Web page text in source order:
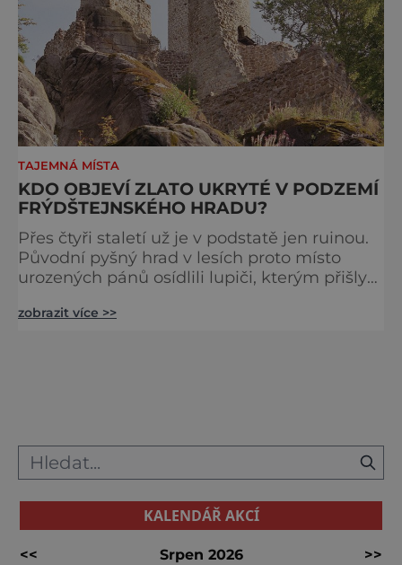
TAJEMNÁ MÍSTA
KDO OBJEVÍ ZLATO UKRYTÉ V PODZEMÍ
FRÝDŠTEJNSKÉHO HRADU?
Přes čtyři staletí už je v podstatě jen ruinou.
Původní pyšný hrad v lesích proto místo
urozených pánů osídlili lupiči, kterým přišly
vyhloubené v okolních skalách. Skrývá se
zobrazit více >>
KALENDÁŘ AKCÍ
<< Srpen 2026
>>